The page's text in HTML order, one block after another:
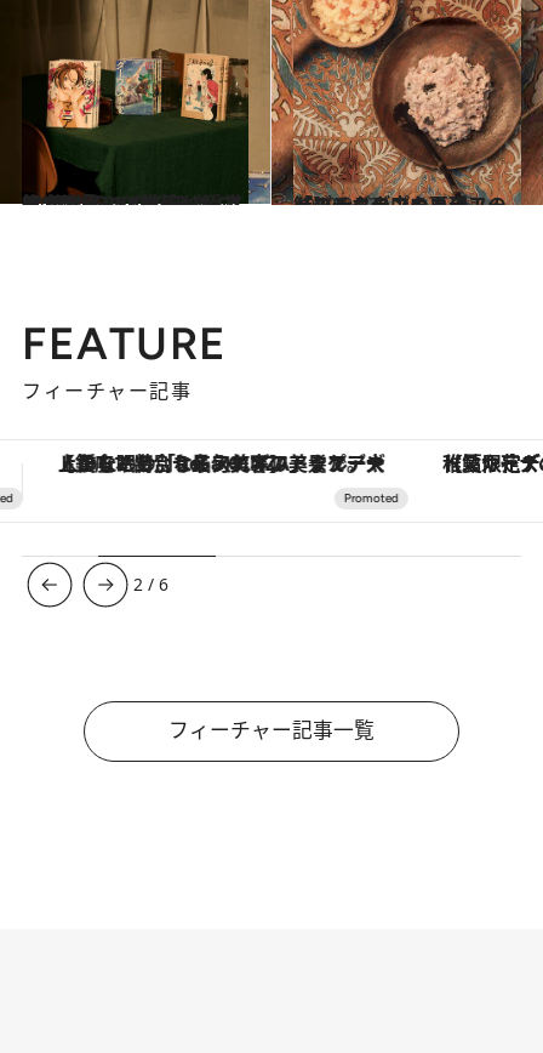
2022.9.17
第1回「CREA夜ふかしマンガ大賞」 2022年のベスト10発表！〈前篇〉 受賞作5位から10位を一挙に紹介
カルチャー 2022.9.23
『ゴールデンカムイ』の 鮭のチタタプを再現！ 【マンガの中のあのフード】
グルメ
FEATURE
フィーチャー記事
【夏限定ディナーコース】旬を迎える稚鮎や花ズッキーニなどをイタリア・トスカーナの郷土料理の手法で満喫！
3 /6
フィーチャー記事一覧